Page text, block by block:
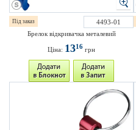
Під заказ
4493-01
Брелок відкривачка металевий
Ціна: 1316 грн